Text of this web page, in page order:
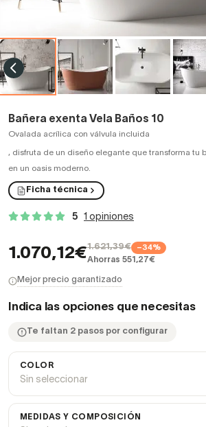
Bañera exenta Vela Baños 10
Ovalada acrílica con válvula incluida
, disfruta de un diseño elegante que transforma tu
en un oasis moderno.
Ficha técnica
5 1 opiniones
1.070,12€1.621,39€ −34%
Ahorras 551,27€
Mejor precio garantizado
Indica las opciones que necesitas
Te faltan 2 pasos por configurar
COLOR
Sin seleccionar
MEDIDAS Y COMPOSICIÓN